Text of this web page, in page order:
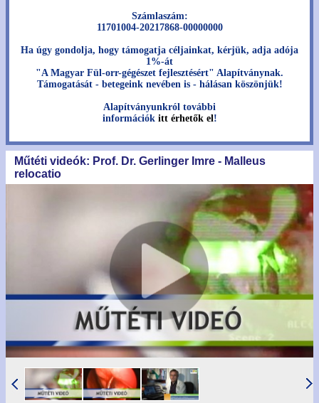
Számlaszám:
11701004-20217868-00000000
Ha úgy gondolja, hogy támogatja céljainkat, kérjük, adja adója
1%-át
"A Magyar Fül-orr-gégészet fejlesztésért" Alapítványnak.
Támogatását - betegeink nevében is - hálásan köszönjük!
Alapítványunkról további
információk itt érhetők el!
Műtéti videók: Prof. Dr. Gerlinger Imre - Malleus
relocatio